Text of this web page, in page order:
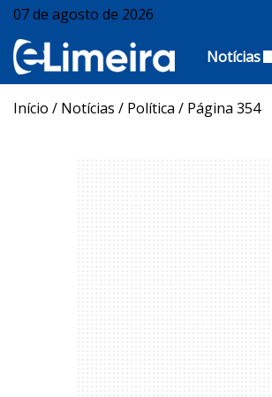
07 de agosto de 2026
Notícias
Início / Notícias / Política / Página 354